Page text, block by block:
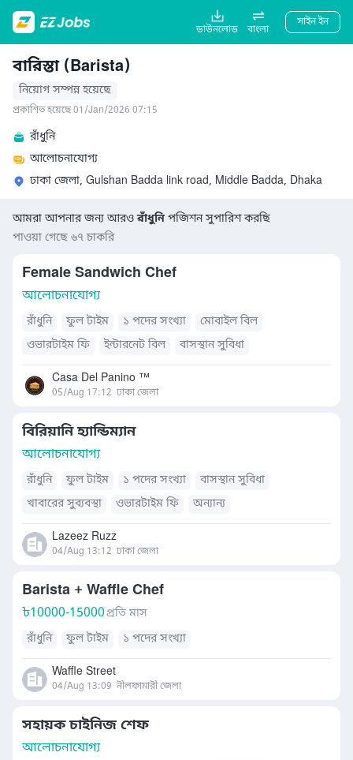
ডাউনলোড বাংলা
সাইন ইন
বারিস্তা (Barista)
নিয়োগ সম্পন্ন হয়েছে
প্রকাশিত হয়েছে 01/Jan/2026 07:15
রাঁধুনি
আলোচনাযোগ্য
ঢাকা জেলা, Gulshan Badda link road, Middle Badda, Dhaka
আমরা আপনার জন্য আরওরাঁধুনি পজিশন সুপারিশ করছি
পাওয়া গেছে ৬৭ চাকরি
Female Sandwich Chef
আলোচনাযোগ্য
রাঁধুনি ফুল টাইম ১ পদের সংখ্যা
মোবাইল বিল
ওভারটাইম ফি
ইন্টারনেট বিল
বাসস্থান সুবিধা
খাবারের সুব্যবস্থা
অন্যান্য
Casa Del Panino ™️
05/Aug 17:12 ঢাকা জেলা
বিরিয়ানি হ্যান্ডিম্যান
আলোচনাযোগ্য
রাঁধুনি ফুল টাইম ১ পদের সংখ্যা
বাসস্থান সুবিধা
খাবারের সুব্যবস্থা
ওভারটাইম ফি অন্যান্য
Lazeez Ruzz
04/Aug 13:12 ঢাকা জেলা
Barista + Waffle Chef
৳10000-15000প্রতি মাস
রাঁধুনি
ফুল টাইম ১ পদের সংখ্যা
Waffle Street
04/Aug 13:09 নীলফামারী জেলা
সহায়ক চাইনিজ শেফ
আলোচনাযোগ্য